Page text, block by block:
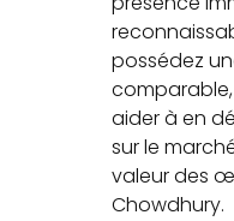
possédez
aider à en
sur le
valeur des
Chowdhury.